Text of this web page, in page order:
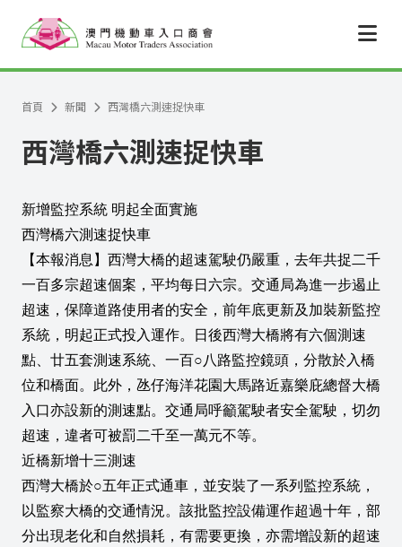
首頁 新聞 西灣橋六測速捉快車
西灣橋六測速捉快車
新增監控系統 明起全面實施
西灣橋六測速捉快車
【本報消息】西灣大橋的超速駕駛仍嚴重，去年共捉二千
一百多宗超速個案，平均每日六宗。交通局為進一步遏止
超速，保障道路使用者的安全，前年底更新及加裝新監控
系統，明起正式投入運作。日後西灣大橋將有六個測速
點、廿五套測速系統、一百○八路監控鏡頭，分散於入橋
位和橋面。此外，氹仔海洋花園大馬路近嘉樂庇總督大橋
入口亦設新的測速點。交通局呼籲駕駛者安全駕駛，切勿
超速，違者可被罰二千至一萬元不等。
近橋新增十三測速
西灣大橋於○五年正式通車，並安裝了一系列監控系統，
以監察大橋的交通情況。該批監控設備運作超過十年，部
分出現老化和自然損耗，有需要更換，亦需增設新的超速